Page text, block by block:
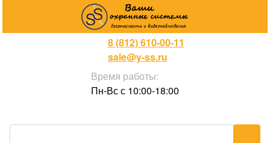
8 (812) 610-00-11
sale@y-ss.ru
Время работы:
Пн-Вс с 10:00-18:00